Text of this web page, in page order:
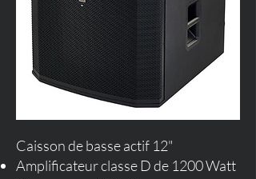
Caisson de basse actif 12"
Amplificateur classe D de 1200 Watt